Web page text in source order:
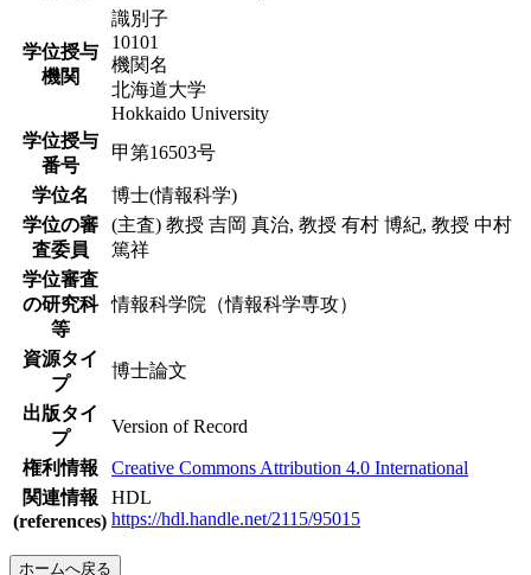
学位授与
機関
識別子
10101
機関名
北海道大学
Hokkaido University
学位授与
番号
甲第16503号
学位名
博士(情報科学)
学位の審
査委員
(主査) 教授 吉岡 真治, 教授 有村 博紀, 教授 中村
篤祥
学位審査
の研究科
等
情報科学院（情報科学専攻）
資源タイ
プ
博士論文
出版タイ
プ
Version of Record
権利情報
Creative Commons Attribution 4.0 International
関連情報
(references)
HDL
https://hdl.handle.net/2115/95015
ホームへ戻る